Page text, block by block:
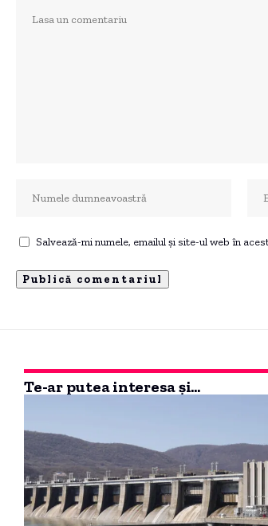
Salvează-mi numele, emailul și site-ul web în
Te-ar putea interesa și...